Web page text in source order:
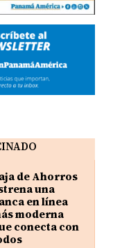
de Ahorros
una
en línea
moderna
conecta con